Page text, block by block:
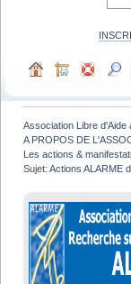
Association Libre d'Aide
A PROPOS DE
Les actions &
Sujet:Actions ALARME